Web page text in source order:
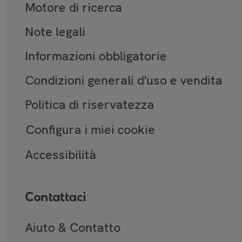
Motore di ricerca
Note legali
Informazioni obbligatorie
Condizioni generali d'uso e vendita
Politica di riservatezza
Configura i miei cookie
Accessibilità
Contattaci
Aiuto & Contatto